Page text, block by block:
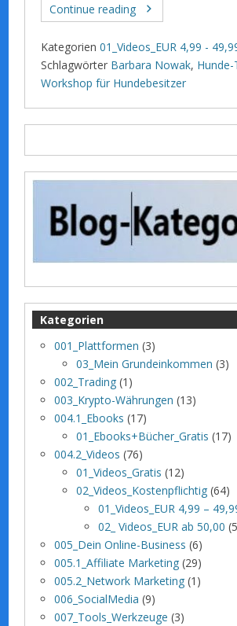
Continue reading
Kategorien 01_Videos_EUR 4,99 -
Schlagwörter Barbara Nowak,
Workshop für Hundebesitzer
Kategorien
001_Plattformen (3)
03_Mein Grundeinkommen (3)
002_Trading (1)
003_Krypto-Währungen (13)
004.1_Ebooks (17)
01_Ebooks+Bücher_Gratis (17)
004.2_Videos (76)
01_Videos_Gratis (12)
02_Videos_Kostenpflichtig (64)
01_Videos_EUR 4,99 –
02_ Videos_EUR ab 50,00
005_Dein Online-Business (6)
005.1_Affiliate Marketing (29)
005.2_Network Marketing (1)
006_SocialMedia (9)
007_Tools_Werkzeuge (3)